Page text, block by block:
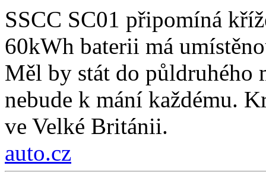
SSCC SC01 připomíná
60kWh baterii má
Měl by stát do půldruhého
nebude k mání každému.
ve Velké Británii.
auto.cz